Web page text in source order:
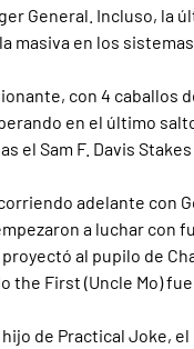
General. Incluso, la
masiva en los
con 4 caballos
en el último
el Sam F. Davis
adelante con
a luchar con
al pupilo de
the First (Uncle Mo)
de Practical Joke,